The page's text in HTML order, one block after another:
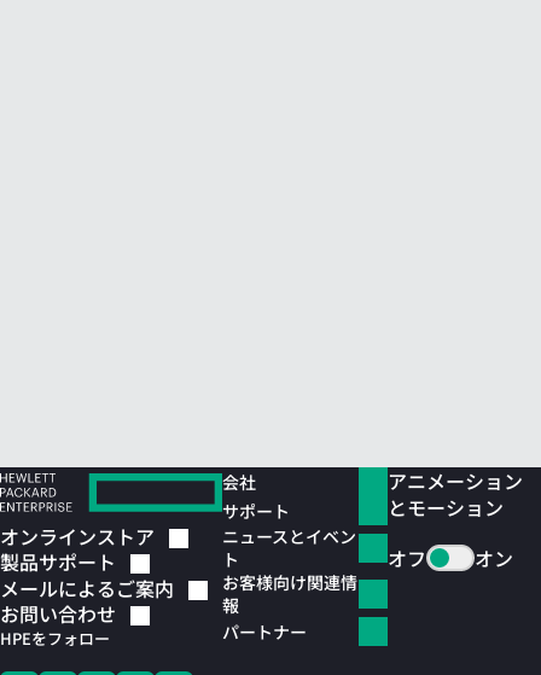
オンラインストア
製品サポート
メールによるご案内
お問い合わせ
HPEをフォロー
会社
サポート
ニュースとイベン
ト
お客様向け関連情
報
パートナー
アニメーション
とモーション
オフ
オン